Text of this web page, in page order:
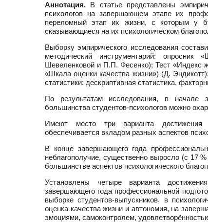
Аннотация. В статье представлены
психологов на завершающем этапе их
переломный этап их жизни, с которым у
сказывающиеся на их психологическом
Выборку эмпирического исследования
методический инструментарий:
Шевеленковой и П.П. Фесенко); Тест «Индекс
«Шкала оценки качества жизни») (Д.
статистики: дескриптивная статистика,
По результатам исследования, в начале
большинства студентов-психологов можно
Имеют место три варианта достижения
обеспечивается вкладом разных аспектов
В конце завершающего года
неблагополучие, существенно выросло (с 17
большинстве аспектов психологического
Установлены четыре варианта
завершающего года профессиональной
выборке студентов-выпускников, в
оценка качества жизни и автономия, на
эмоциями, самоконтролем,